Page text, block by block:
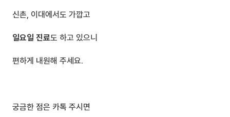
신촌, 이대에서도 가깝고
일요일 진료도 하고 있으니
편하게 내원해 주세요.
궁금한 점은 카톡 주시면